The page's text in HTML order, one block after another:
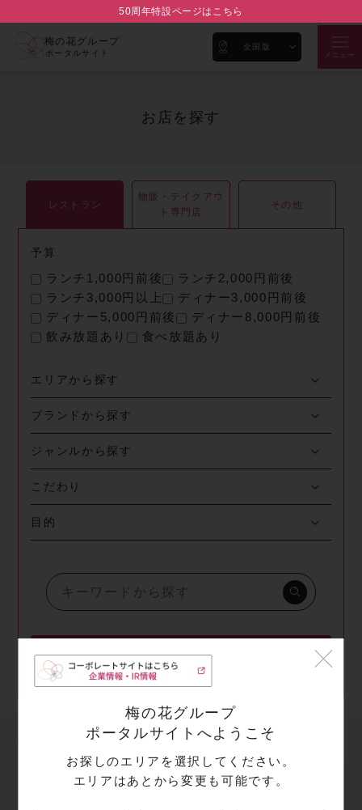
50周年特設ページはこちら
梅の花グループ
ポータルサイト
全国版
メニュー
梅の花グループ
ポータルサイトへようこそ
お探しのエリアを選択してください。
エリアはあとから変更も可能です。
お店を探す
レストラン
物販・テイクアウ
ト専門店
その他
予算
ランチ1,000円前後
ランチ2,000円前後
ランチ3,000円以上
ディナー3,000円前後
ディナー5,000円前後
ディナー8,000円前後
飲み放題あり
食べ放題あり
エリアから探す
ブランドから探す
ジャンルから探す
こだわり
目的
検索する
検索結果: 1件
湯葉と豆腐の店 梅の花 新潟店